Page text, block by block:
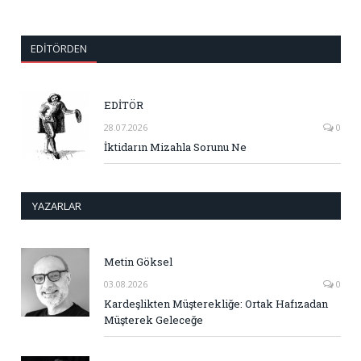
EDITÖRDEN
EDİTÖR
28.07.2026 0
İktidarın Mizahla Sorunu Ne
YAZARLAR
Metin Göksel
03.08.2026 0
Kardeşlikten Müşterekliğe: Ortak Hafızadan
Müşterek Geleceğe